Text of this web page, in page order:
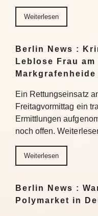
Weiterlesen
Berlin News :
Leblose Frau
Ein Rettungseinsatz
Freitagvormittag ein
Ermittlungen
noch offen.
Weiterlesen
Berlin News :
Polymarket in